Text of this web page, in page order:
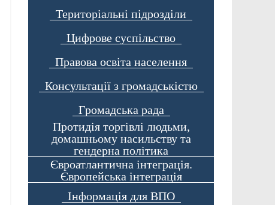
Територіальні підрозділи
Цифрове суспільство
Правова освіта населення
Консультації з громадськістю
Громадська рада
Протидія торгівлі людьми,
домашньому насильству та
гендерна політика
Євроатлантична інтеграція.
Європейська інтеграція
Інформація для ВПО